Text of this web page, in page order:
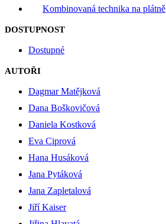
Kombinovaná technika na plátně
DOSTUPNOST
Dostupné
AUTOŘI
Dagmar Matějková
Dana Boškovičová
Daniela Kostková
Eva Ciprová
Hana Husáková
Jana Pytáková
Jana Zapletalová
Jiří Kaiser